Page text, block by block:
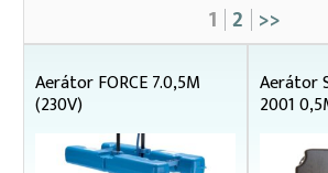
Plovoucí/gejzírové aerátory
Ponorné aerátory
Příslušenství elektrické
Čeřeny hospodářské
Kádě, kbelíky, vany
1 2 >>
Aerátor FORCE 7.0,5M
(230V)
Aerátor
2001